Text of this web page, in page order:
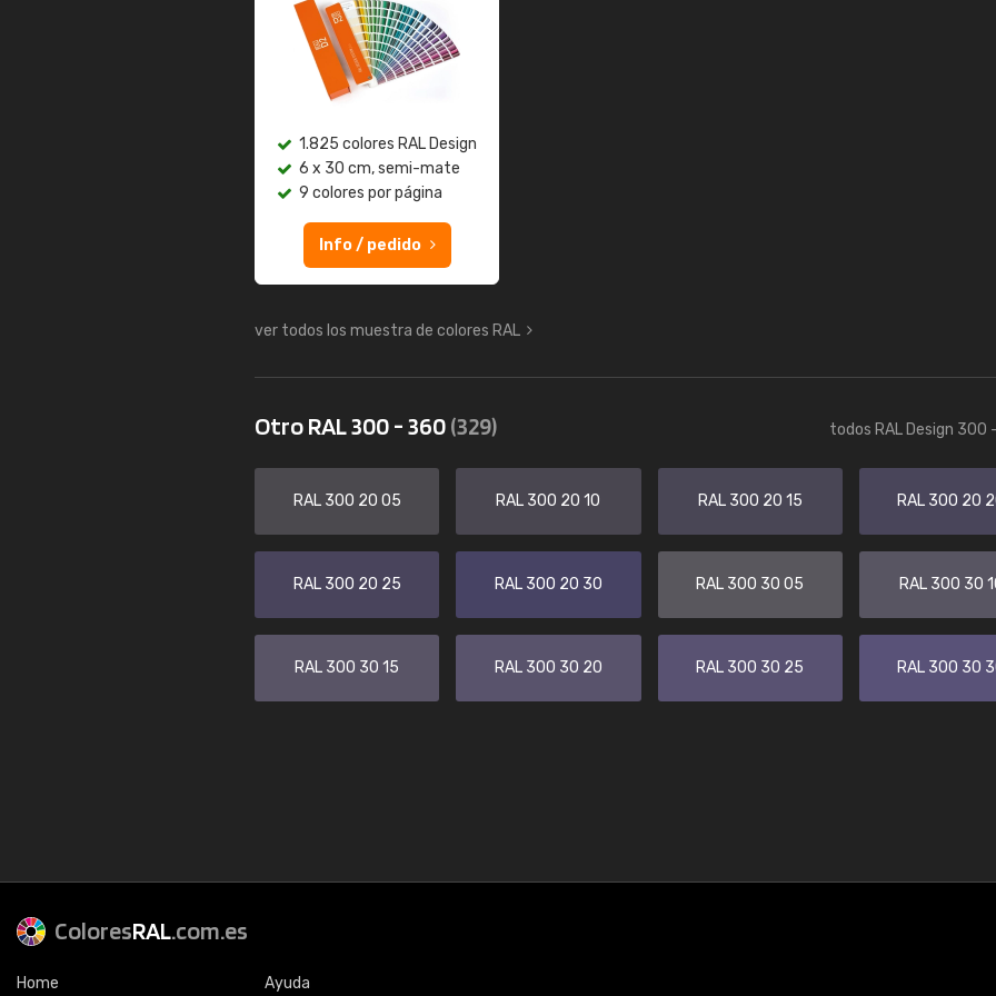
1.825 colores RAL Design
6 x 30 cm, semi-mate
9 colores por página
Info / pedido
ver todos los muestra de colores RAL
Otro RAL 300 - 360(329) todos RAL Design 300
RAL 300 20 05 RAL 300 20 10 RAL 300 20 15 RAL 300 20
RAL 300 20 25 RAL 300 20 30 RAL 300 30 05 RAL 300 30
RAL 300 30 15 RAL 300 30 20 RAL 300 30 25 RAL 300 30
ColoresRAL.com.es
Home Ayuda